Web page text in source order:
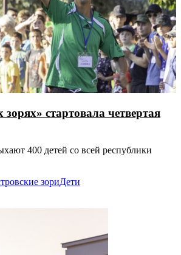
стартовала четвертая
400 детей со всей республики
зориДети